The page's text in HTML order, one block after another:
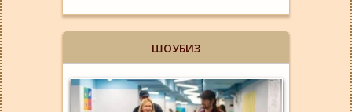
ШОУБИЗ